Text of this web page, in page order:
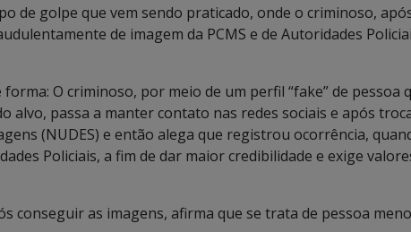
de golpe que vem sendo praticado, onde o criminoso,
de imagem da PCMS e de Autoridades
O criminoso, por meio de um perfil “fake” de pessoa
alvo, passa a manter contato nas redes sociais e após
(NUDES) e então alega que registrou ocorrência,
Policiais, a fim de dar maior credibilidade e exige
conseguir as imagens, afirma que se trata de pessoa